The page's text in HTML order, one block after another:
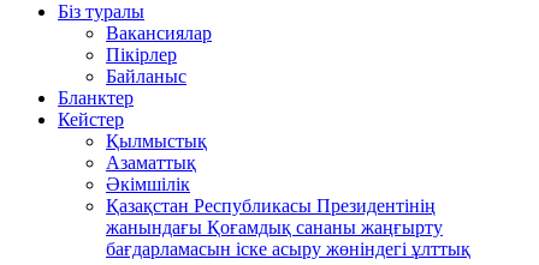
Біз туралы
Вакансиялар
Пікірлер
Байланыс
Бланктер
Кейстер
Қылмыстық
Азаматтық
Әкімшілік
Қазақстан Республикасы Президентінің
жанындағы Қоғамдық сананы жаңғырту
бағдарламасын іске асыру жөніндегі ұлттық